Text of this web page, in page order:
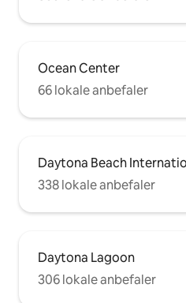
Ocean Center
66 lokale anbefaler
Daytona Beach
338 lokale anbefaler
Daytona Lagoon
306 lokale anbefaler